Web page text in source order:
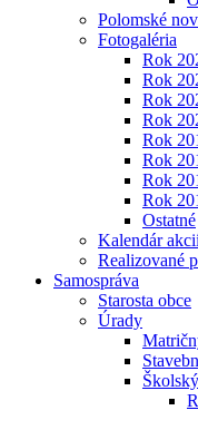
Polomské
Fotogaléria
Rok
Rok
Rok
Rok
Rok
Rok
Rok
Rok
Ostatné
Kalendár
Realizované
Samospráva
Starosta obce
Úrady
Školský